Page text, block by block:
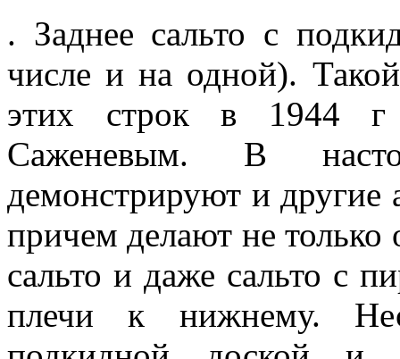
. Заднее сальто с
числе и на одной).
этих строк в 1944
Саженевым. В
демонстрируют и другие
причем делают не только
сальто и даже сальто с
плечи к нижнему.